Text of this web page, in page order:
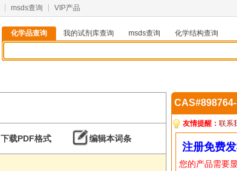
msds查询 VIP产品
化学品查询 我的试剂库查询 msds查询
化学结构查询
下载PDF格式 编辑本词条
友情提醒： 联系
注册免费
您的产品需要